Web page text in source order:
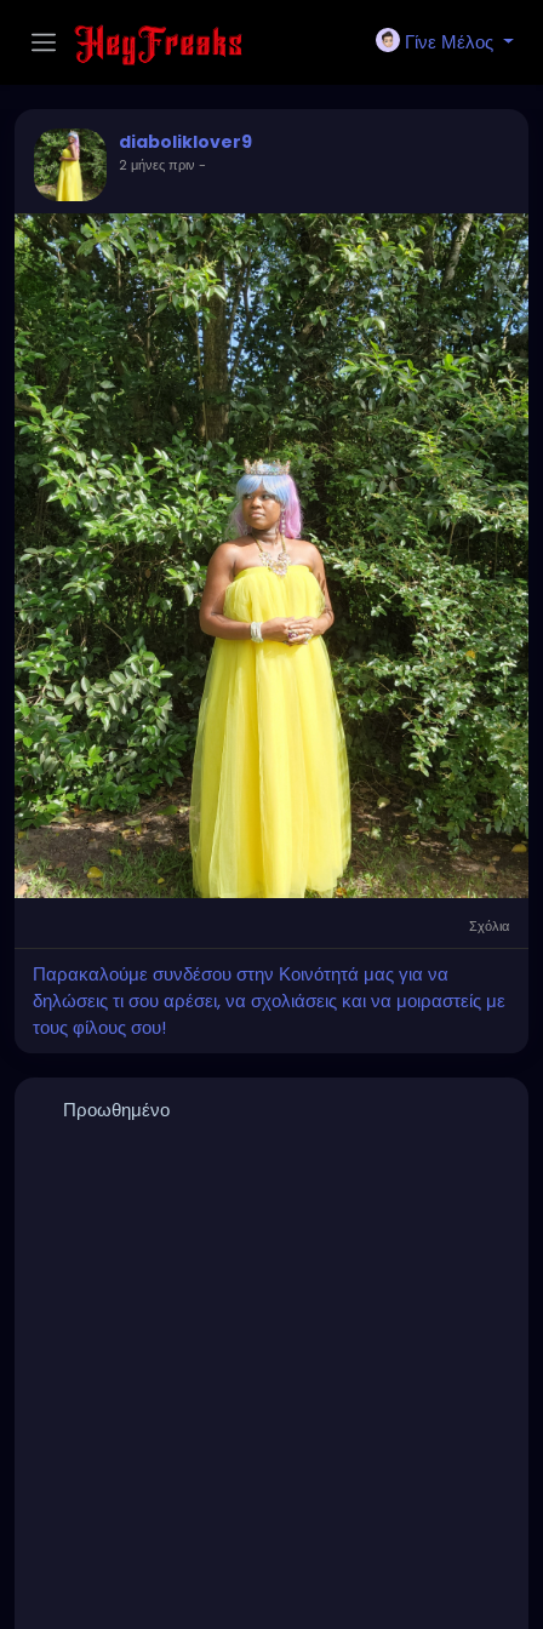
Γίνε Μέλος
diaboliklover9
2 μήνες πριν -
Σχόλια
Παρακαλούμε συνδέσου στην Κοινότητά μας για να
δηλώσεις τι σου αρέσει, να σχολιάσεις και να μοιραστείς με
τους φίλους σου!
Προωθημένο